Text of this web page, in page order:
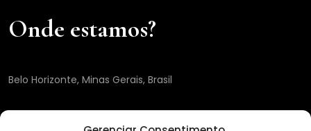
Onde estamos?
Belo Horizonte, Minas Gerais, Brasil